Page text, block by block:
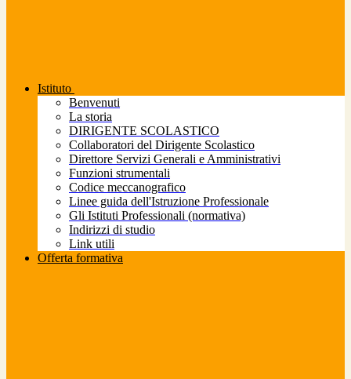
Istituto
Benvenuti
La storia
DIRIGENTE SCOLASTICO
Collaboratori del Dirigente Scolastico
Direttore Servizi Generali e Amministrativi
Funzioni strumentali
Codice meccanografico
Linee guida dell'Istruzione Professionale
Gli Istituti Professionali (normativa)
Indirizzi di studio
Link utili
Offerta formativa